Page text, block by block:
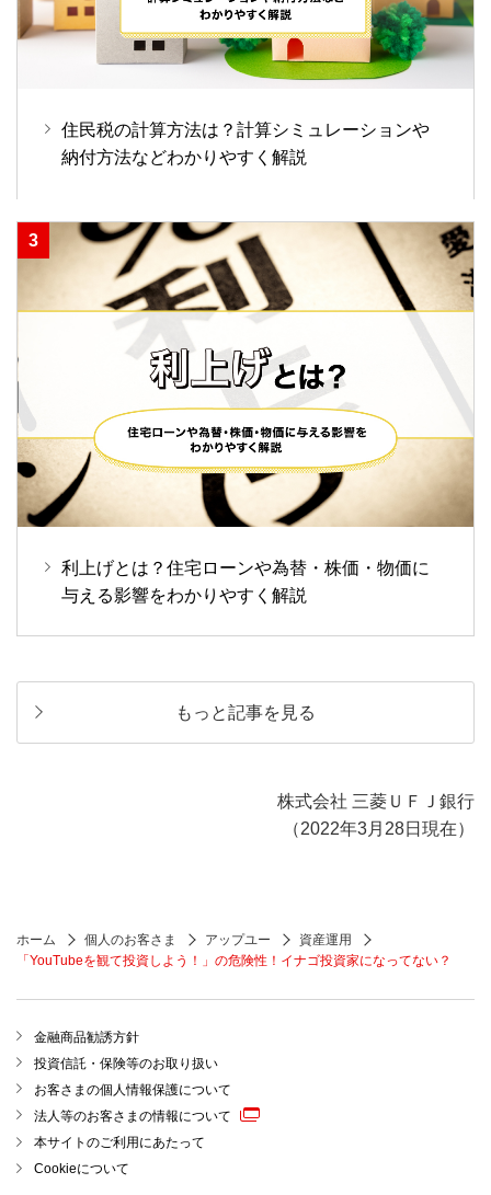
住民税の計算方法は？計算シミュレーションや
納付方法などわかりやすく解説
利上げとは？住宅ローンや為替・株価・物価に
与える影響をわかりやすく解説
もっと記事を見る
株式会社 三菱ＵＦＪ銀行
（2022年3月28日現在）
ホーム 個人のお客さま アップユー
資産運用
「YouTubeを観て投資しよう！」の危険性！イナゴ投資家になってない？
金融商品勧誘方針
投資信託・保険等のお取り扱い
お客さまの個人情報保護について
法人等のお客さまの情報について
本サイトのご利用にあたって
Cookieについて